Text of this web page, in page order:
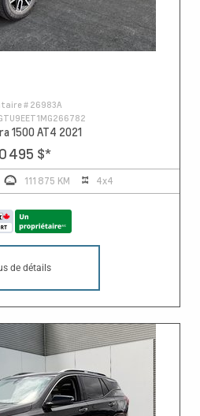
# 26983A
1500 AT4 2021
495 $*
111 875 KM 4x4
de détails